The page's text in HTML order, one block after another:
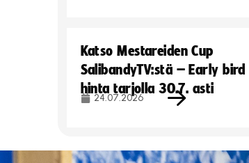
Katso Mestareiden Cup
SalibandyTV:stä – Early
hinta tarjolla 30.7. asti
24.07.2026